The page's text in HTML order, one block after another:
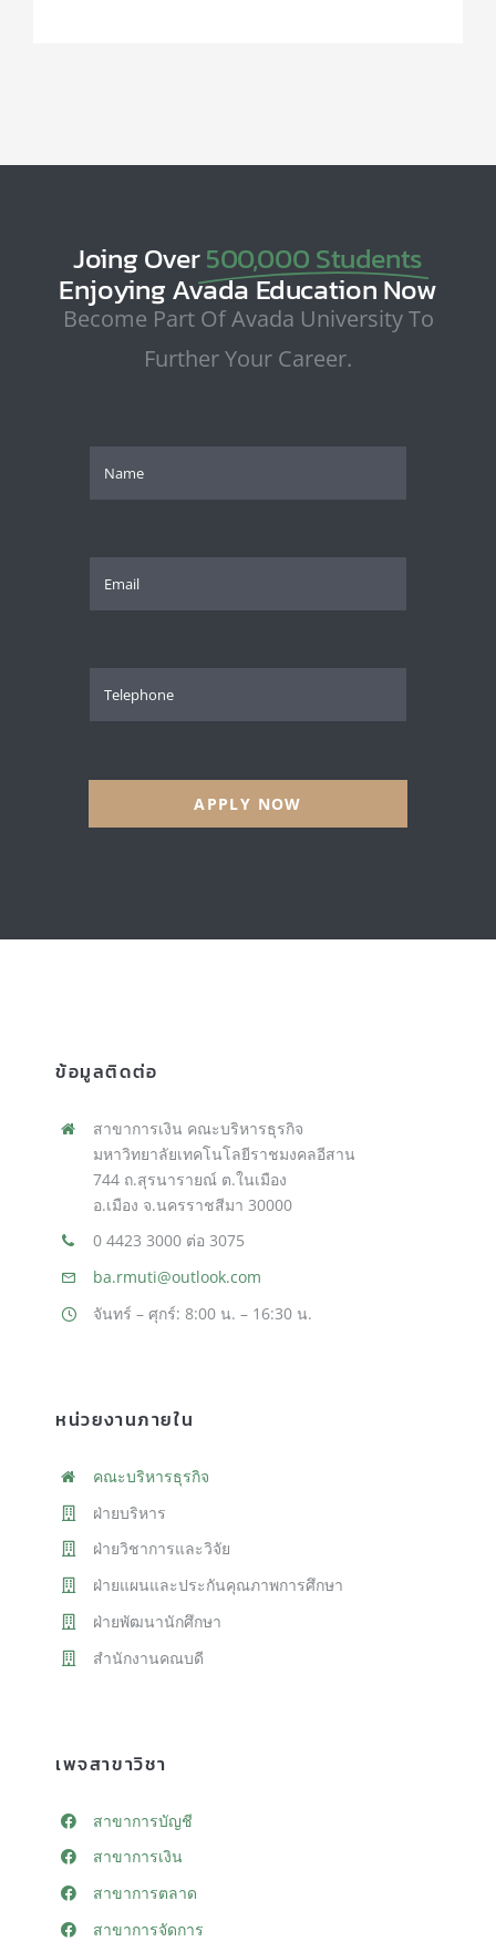
Joing Over500,000 Students
Enjoying Avada Education Now
Become Part Of Avada University To
Further Your Career.
APPLY NOW
ข้อมูลติดต่อ
สาขาการเงิน คณะบริหารธุรกิจ
มหาวิทยาลัยเทคโนโลยีราชมงคลอีสาน
744 ถ.สุรนารายณ์ ต.ในเมือง
อ.เมือง จ.นครราชสีมา 30000
0 4423 3000 ต่อ 3075
ba.rmuti@outlook.com
จันทร์ – ศุกร์: 8:00 น. – 16:30 น.
หน่วยงานภายใน
คณะบริหารธุรกิจ
ฝ่ายบริหาร
ฝ่ายวิชาการและวิจัย
ฝ่ายแผนและประกันคุณภาพการศึกษา
ฝ่ายพัฒนานักศึกษา
สำนักงานคณบดี
เพจสาขาวิชา
สาขาการบัญชี
สาขาการเงิน
สาขาการตลาด
สาขาการจัดการ